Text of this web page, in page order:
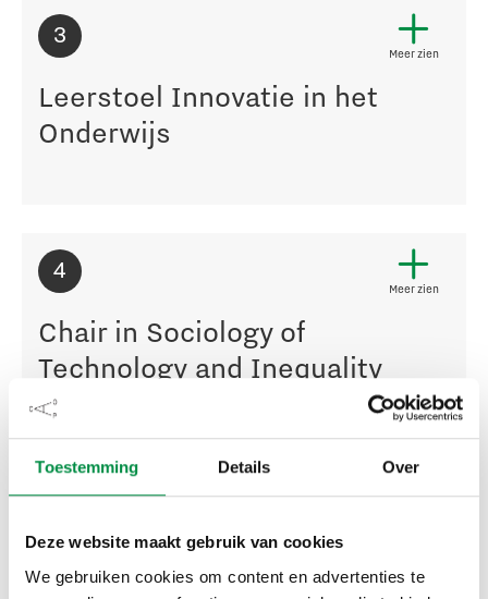
Toestemming Details Over
Deze website maakt gebruik van cookies
We gebruiken cookies om content en advertenties te
3
Meer zien
Leerstoel Innovatie in het
Onderwijs
4
Meer zien
Chair in Sociology of
Technology and Inequality
5
Leerstoel Positive Health at